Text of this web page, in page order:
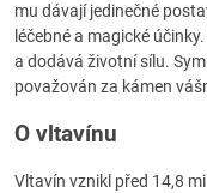
mu dávají jedinečné
léčebné a magické
a dodává životní sílu.
považován za kámen
O vltavínu
Vltavín vznikl před 14,8